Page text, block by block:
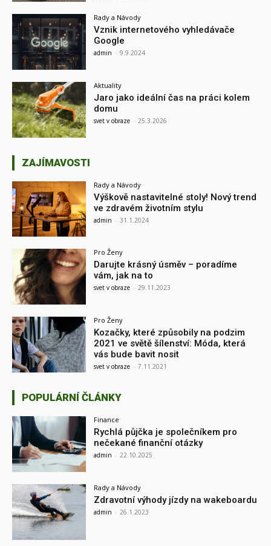
Rady a Návody
Vznik internetového vyhledávače
Google
admin - 9.9.2024
Aktuality
Jaro jako ideální čas na práci kolem
domu
svet v obraze - 25.3.2026
ZAJÍMAVOSTI
Rady a Návody
Výškově nastavitelné stoly! Nový trend
ve zdravém životním stylu
admin - 31.1.2024
Pro Ženy
Darujte krásný úsměv – poradíme
vám, jak na to
svet v obraze - 29.11.2023
Pro Ženy
Kozačky, které způsobily na podzim
2021 ve světě šílenství: Móda, která
vás bude bavit nosit
svet v obraze - 7.11.2021
POPULÁRNÍ ČLÁNKY
Finance
Rychlá půjčka je společníkem pro
nečekané finanční otázky
admin - 22.10.2025
Rady a Návody
Zdravotní výhody jízdy na wakeboardu
admin - 26.1.2023